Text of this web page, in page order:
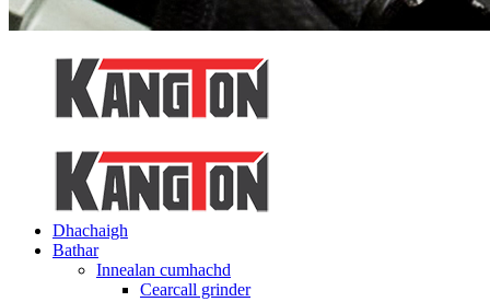
Dhachaigh
Bathar
Innealan cumhachd
Cearcall grinder